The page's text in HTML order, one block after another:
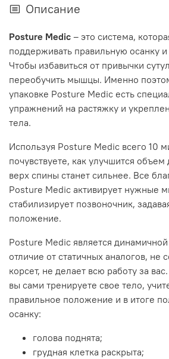
Описание
Posture Medic – это система,
поддерживать правильную осанку и
Чтобы избавиться от привычки
переобучить мышцы. Именно
упаковке Posture Medic есть
упражнений на растяжку и
тела.
Используя Posture Medic всего 10
почувствуете, как улучшится
верх спины станет сильнее. Все
Posture Medic активирует нужные
стабилизирует позвоночник,
положение.
Posture Medic является
отличие от статичных аналогов, не
корсет, не делает всю работу за
вы сами тренируете свое тело,
правильное положение и в итоге
осанку:
голова поднята;
грудная клетка раскрыта;